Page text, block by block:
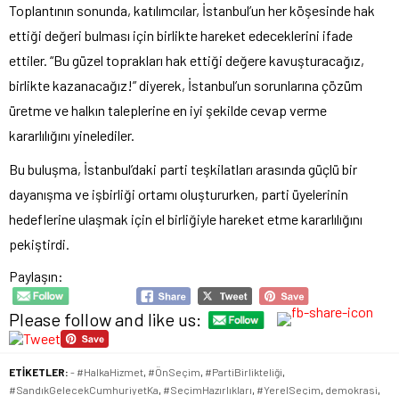
Toplantının sonunda, katılımcılar, İstanbul’un her köşesinde hak
ettiği değeri bulması için birlikte hareket edeceklerini ifade
ettiler. “Bu güzel toprakları hak ettiği değere kavuşturacağız,
birlikte kazanacağız!” diyerek, İstanbul’un sorunlarına çözüm
üretme ve halkın taleplerine en iyi şekilde cevap verme
kararlılığını yinelediler.
Bu buluşma, İstanbul’daki parti teşkilatları arasında güçlü bir
dayanışma ve işbirliği ortamı oluştururken, parti üyelerinin
hedeflerine ulaşmak için el birliğiyle hareket etme kararlılığını
pekiştirdi.
Paylaşın:
Please follow and like us:
ETİKETLER: - #HalkaHizmet, #ÖnSeçim, #PartiBirlikteliği,
#SandıkGelecekCumhuriyetKa, #SeçimHazırlıkları, #YerelSeçim, demokrasi,